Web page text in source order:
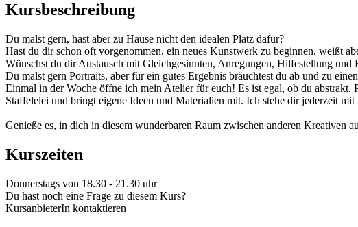
Kursbeschreibung
Du malst gern, hast aber zu Hause nicht den idealen Platz dafür?
Hast du dir schon oft vorgenommen, ein neues Kunstwerk zu beginnen, weißt
Wünschst du dir Austausch mit Gleichgesinnten, Anregungen, Hilfestellung und
Du malst gern Portraits, aber für ein gutes Ergebnis bräuchtest du ab und zu
Einmal in der Woche öffne ich mein Atelier für euch! Es ist egal, ob du abstrakt,
Staffelelei und bringt eigene Ideen und Materialien mit. Ich stehe dir jederzeit
Genieße es, in dich in diesem wunderbaren Raum zwischen anderen Kreativen
Kurszeiten
Donnerstags von 18.30 - 21.30 uhr
Du hast noch eine Frage zu diesem Kurs?
KursanbieterIn kontaktieren